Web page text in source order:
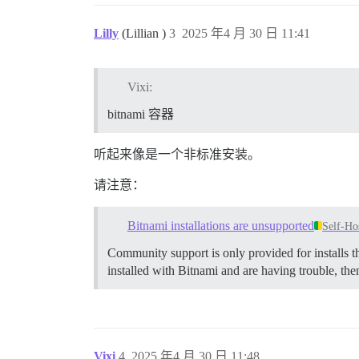
Lilly (Lillian ) 2025 年4 月 30 日 11:41
3
Vixi:
bitnami 容器
听起来像是一个非标准安装。
请注意：
Bitnami installations are unsupported Self-
Community support is only provided for installs
installed with Bitnami and are having trouble,
Vixi 2025 年4 月 30 日 11:48
4